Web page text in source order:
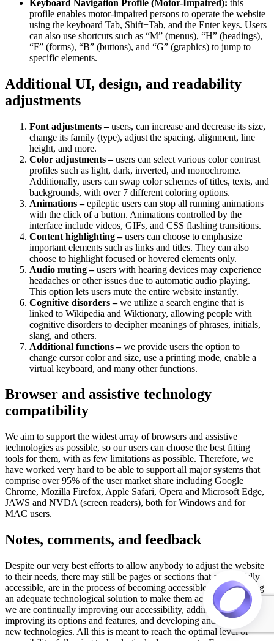
Keyboard Navigation Profile (Motor-Impaired): this
profile enables motor-impaired persons to operate the website
using the keyboard Tab, Shift+Tab, and the Enter keys. Users
can also use shortcuts such as “M” (menus), “H” (headings),
“F” (forms), “B” (buttons), and “G” (graphics) to jump to
specific elements.
Additional UI, design, and readability
adjustments
Font adjustments –users, can increase and decrease its size,
change its family (type), adjust the spacing, alignment, line
height, and more.
Color adjustments –users can select various color contrast
profiles such as light, dark, inverted, and monochrome.
Additionally, users can swap color schemes of titles, texts, and
backgrounds, with over 7 different coloring options.
Animations –epileptic users can stop all running animations
with the click of a button. Animations controlled by the
interface include videos, GIFs, and CSS flashing transitions.
Content highlighting –users can choose to emphasize
important elements such as links and titles. They can also
choose to highlight focused or hovered elements only.
Audio muting –users with hearing devices may experience
headaches or other issues due to automatic audio playing.
This option lets users mute the entire website instantly.
Cognitive disorders –we utilize a search engine that is
linked to Wikipedia and Wiktionary, allowing people with
cognitive disorders to decipher meanings of phrases, initials,
slang, and others.
Additional functions –we provide users the option to
change cursor color and size, use a printing mode, enable a
virtual keyboard, and many other functions.
Browser and assistive technology
compatibility
We aim to support the widest array of browsers and assistive
technologies as possible, so our users can choose the best fitting
tools for them, with as few limitations as possible. Therefore, we
have worked very hard to be able to support all major systems that
comprise over 95% of the user market share including Google
Chrome, Mozilla Firefox, Apple Safari, Opera and Microsoft Edge,
JAWS and NVDA (screen readers), both for Windows and for
MAC users.
Notes, comments, and feedback
Despite our very best efforts to allow anybody to adjust the website
to their needs, there may still be pages or sections that are not fully
accessible, are in the process of becoming accessible, or are lacking
an adequate technological solution to make them accessible. Still,
we are continually improving our accessibility, adding, updating and
improving its options and features, and developing and adopting
new technologies. All this is meant to reach the optimal level of